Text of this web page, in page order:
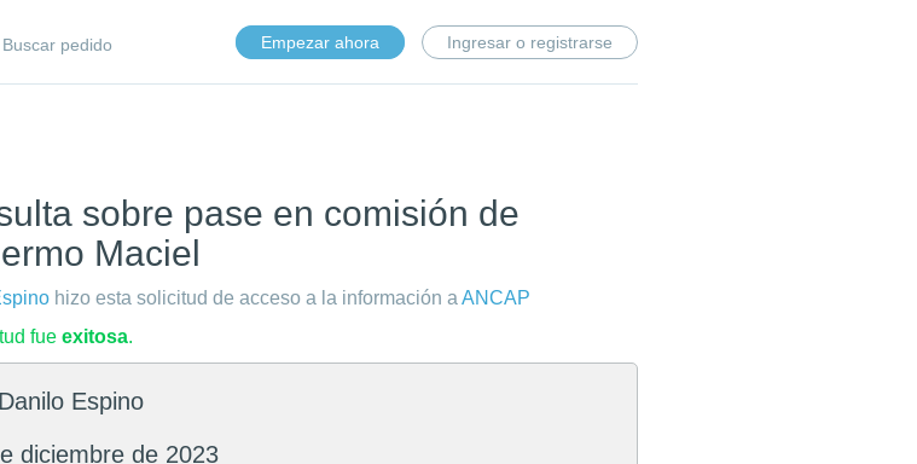
Buscar pedido Empezar ahora Ingresar o registrarse
sobre pase en comisión de
Maciel
hizo esta solicitud de acceso a la información aANCAP
fueexitosa.
Espino
diciembre de 2023